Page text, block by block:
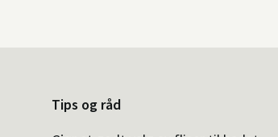
Tips og råd